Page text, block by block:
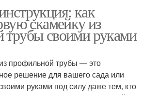
как
скамейку из
трубы своими руками
профильной трубы — это
решение для вашего сада или
руками под силу даже тем, кто